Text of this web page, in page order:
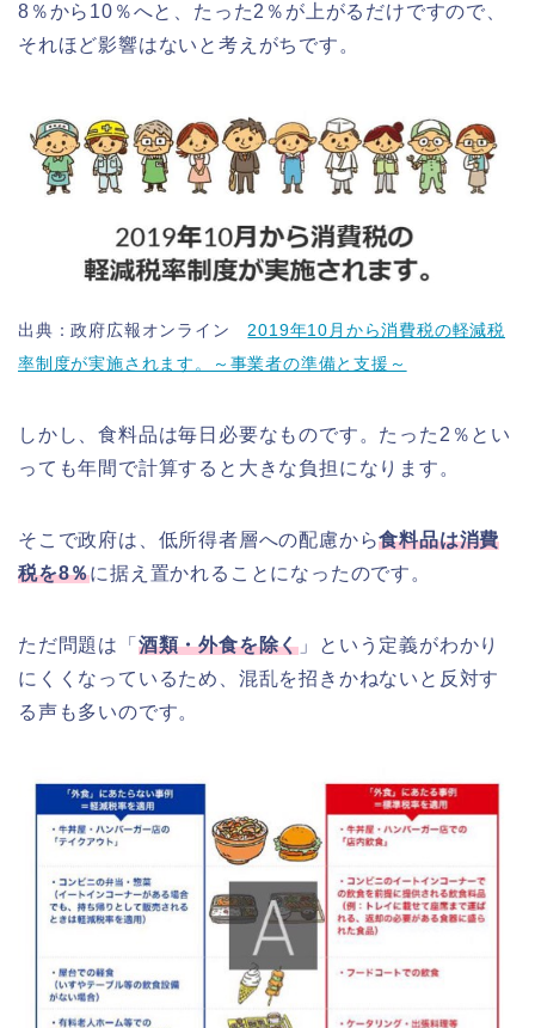
8％から10％へと、たった2％が上がるだけですので、
それほど影響はないと考えがちです。
出典：政府広報オンライン 2019年10月から消費税の軽減税
率制度が実施されます。～事業者の準備と支援～
しかし、食料品は毎日必要なものです。たった2％とい
っても年間で計算すると大きな負担になります。
そこで政府は、低所得者層への配慮から食料品は消費
税を8％に据え置かれることになったのです。
ただ問題は「 酒類・外食を除く 」という定義がわかり
にくくなっているため、混乱を招きかねないと反対す
る声も多いのです。